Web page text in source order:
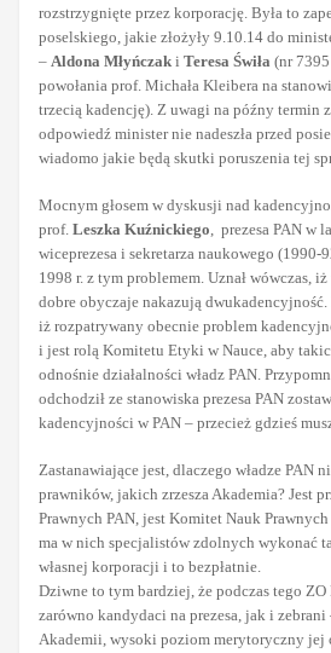
rozstrzygnięte przez korporację. Była to
poselskiego, jakie złożyły 9.10.14 do
– Aldona Młyńczak i Teresa Świła (nr
powołania prof. Michała Kleibera na
trzecią kadencję). Z uwagi na późny termin
odpowiedź minister nie nadeszła przed
wiadomo jakie będą skutki poruszenia tej
Mocnym głosem w dyskusji nad
prof. Leszka Kuźnickiego, prezesa PAN w
wiceprezesa i sekretarza naukowego (1990-
1998 r. z tym problemem. Uznał wówczas,
dobre obyczaje nakazują
iż rozpatrywany obecnie problem
i jest rolą Komitetu Etyki w Nauce, aby
odnośnie działalności władz PAN.
odchodził ze stanowiska prezesa PAN
kadencyjności w PAN – przecież gdzieś
Zastanawiające jest, dlaczego władze PAN
prawników, jakich zrzesza Akademia? Jest
Prawnych PAN, jest Komitet Nauk
ma w nich specjalistów zdolnych wykonać
własnej korporacji i to bezpłatnie.
Dziwne to tym bardziej, że podczas tego
zarówno kandydaci na prezesa, jak i
Akademii, wysoki poziom merytoryczny jej